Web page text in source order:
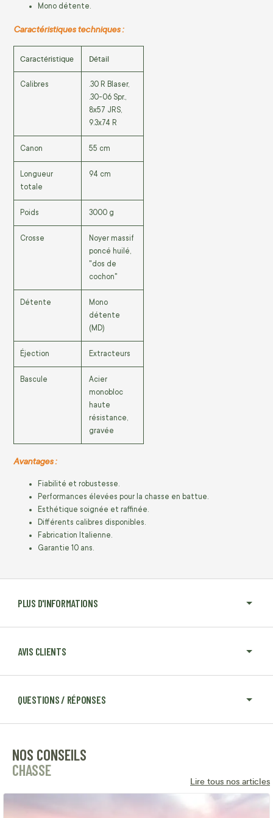
PLUS D'INFORMATIONS
AVIS CLIENTS
QUESTIONS / RÉPONSES
Mono détente.
Caractéristiques techniques :
Caractéristique Détail
Calibres
.30 R Blaser,
.30-06 Spr.,
8x57 JRS,
9.3x74 R
Canon 55 cm
Longueur
totale
94 cm
Poids 3000 g
Crosse
Noyer massif
poncé huilé,
"dos de
cochon"
Détente
Mono
détente
(MD)
Éjection Extracteurs
Bascule
Acier
monobloc
haute
résistance,
gravée
Avantages :
Fiabilité et robustesse.
Performances élevées pour la chasse en battue.
Esthétique soignée et raffinée.
Différents calibres disponibles.
Fabrication Italienne.
Garantie 10 ans.
NOS CONSEILS
CHASSE
Lire tous nos articles